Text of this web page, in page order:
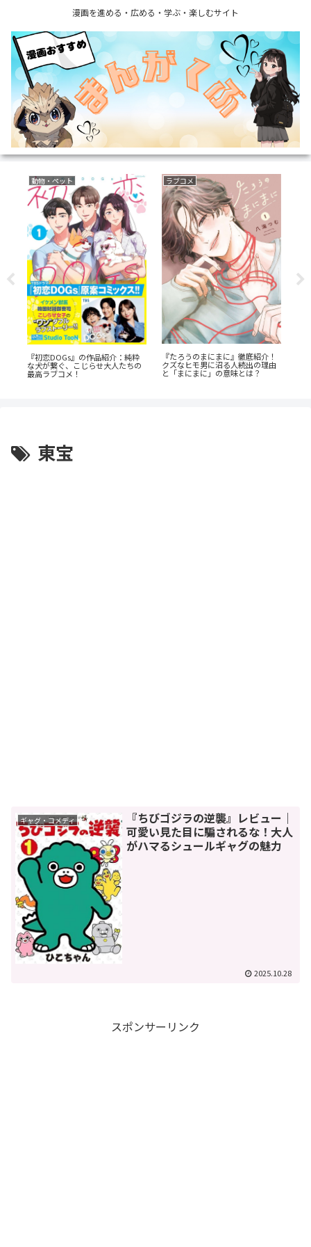
漫画を進める・広める・学ぶ・楽しむサイト
動物・ペット
『初恋DOGs』の作品紹介：純粋
な犬が繋ぐ、こじらせ大人たちの
最高ラブコメ！
ラブコメ
『たろうのまにまに』徹底紹介！
クズなヒモ男に沼る人続出の理由
と「まにまに」の意味とは？
東宝
ギャグ・コメディ
『ちびゴジラの逆襲』レビュー｜
可愛い見た目に騙されるな！大人
がハマるシュールギャグの魅力
2025.10.28
スポンサーリンク